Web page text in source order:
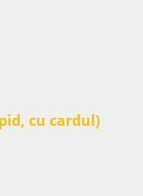
cu cardul)